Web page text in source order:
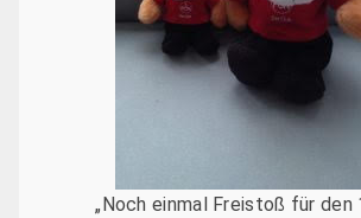
„Noch einmal Freistoß für den